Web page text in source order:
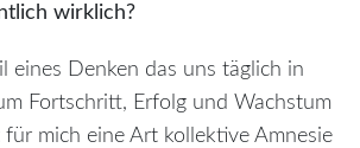
wirklich?
eines Denken das uns täglich in
Fortschritt, Erfolg und Wachstum
mich eine Art kollektive Amnesie